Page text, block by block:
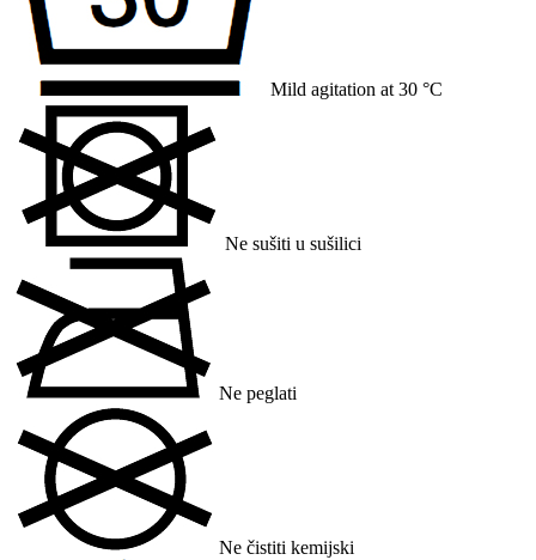
Mild agitation at 30 °C
Ne sušiti u sušilici
Ne peglati
Ne čistiti kemijski